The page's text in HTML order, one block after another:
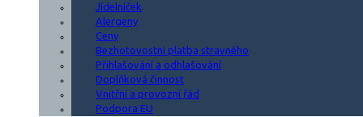
Jídelníček
Alergeny
Ceny
Bezhotovostní platba stravného
Přihlašování a odhlašování
Doplňková činnost
Vnitřní a provozní řád
Podpora EU